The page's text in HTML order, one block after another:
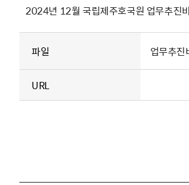
2024년 12월 국립제주호국원 업무추진
파일 업무추
URL